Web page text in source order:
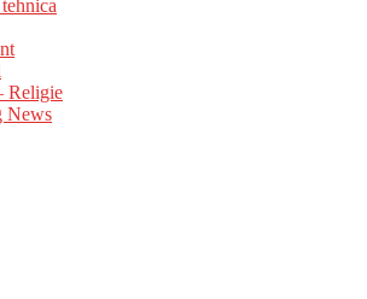
Religie
News